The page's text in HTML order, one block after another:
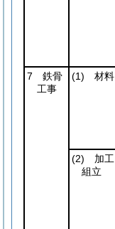
7 鉄骨
工事
(1) 材料
(2) 加工
組立